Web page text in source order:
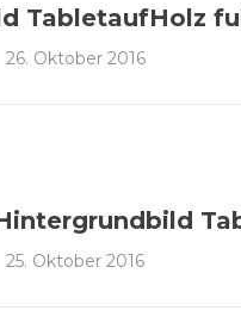
TabletaufHolz
26. Oktober 2016
25. Oktober 2016